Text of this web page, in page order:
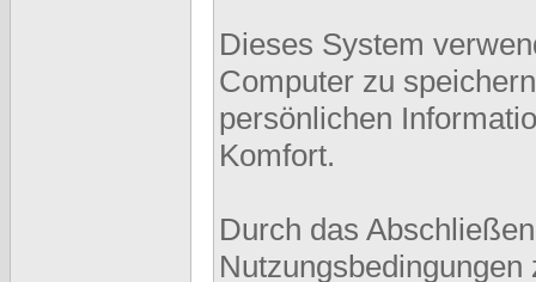
Dieses System
Computer zu
persönlichen
Komfort.
Durch das
Nutzungsbedingungen